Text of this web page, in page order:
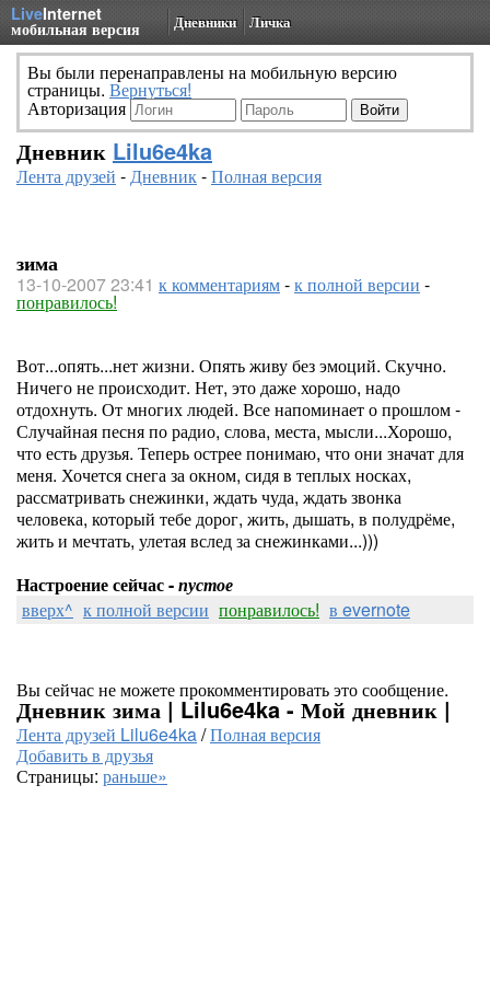
LiveInternet
мобильная версия Дневники Личка
Вы были перенаправлены на мобильную версию
страницы. Вернуться!
Авторизация
Дневник Lilu6e4ka
Лента друзей -Дневник-Полная версия
зима
13-10-2007 23:41 к комментариям-к полной версии -
понравилось!
Вот...опять...нет жизни. Опять живу без эмоций. Скучно.
Ничего не происходит. Нет, это даже хорошо, надо
отдохнуть. От многих людей. Все напоминает о прошлом -
Случайная песня по радио, слова, места, мысли...Хорошо,
что есть друзья. Теперь острее понимаю, что они значат для
меня. Хочется снега за окном, сидя в теплых носках,
рассматривать снежинки, ждать чуда, ждать звонка
человека, который тебе дорог, жить, дышать, в полудрёме,
жить и мечтать, улетая вслед за снежинками...)))
Настроение сейчас -пустое
вверх^ к полной версии понравилось! в evernote
Вы сейчас не можете прокомментировать это сообщение.
Дневник зима | Lilu6e4ka - Мой дневник |
Лента друзей Lilu6e4ka/Полная версия
Добавить в друзья
Страницы: раньше»